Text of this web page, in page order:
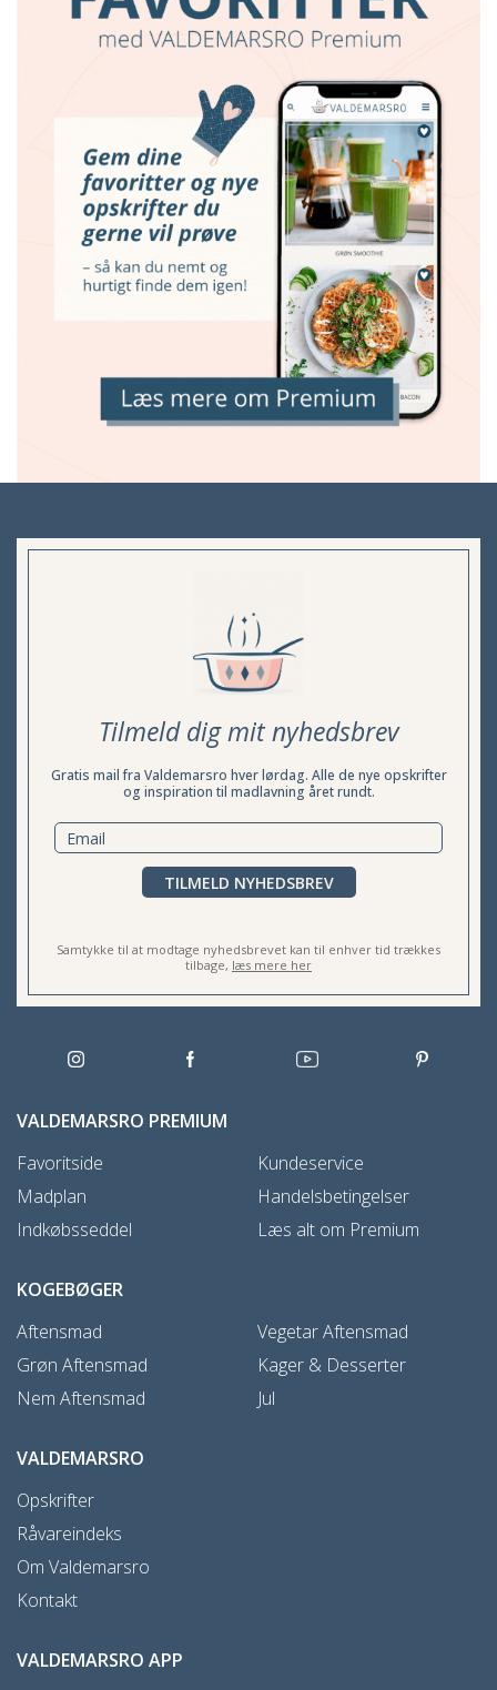
Tilmeld dig mit nyhedsbrev
Gratis mail fra Valdemarsro hver lørdag. Alle de nye opskrifter
og inspiration til madlavning året rundt.
TILMELD NYHEDSBREV
Samtykke til at modtage nyhedsbrevet kan til enhver tid trækkes
tilbage, læs mere her
VALDEMARSRO PREMIUM
Favoritside
Madplan
Indkøbsseddel
Kundeservice
Handelsbetingelser
Læs alt om Premium
KOGEBØGER
Aftensmad
Grøn Aftensmad
Nem Aftensmad
Vegetar Aftensmad
Kager & Desserter
Jul
VALDEMARSRO
Opskrifter
Råvareindeks
Om Valdemarsro
Kontakt
VALDEMARSRO APP